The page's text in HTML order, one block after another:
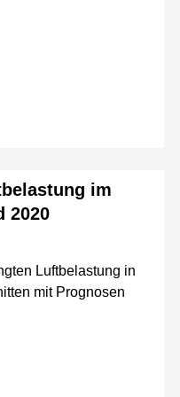
im
2020
Luftbelastung in
mit Prognosen